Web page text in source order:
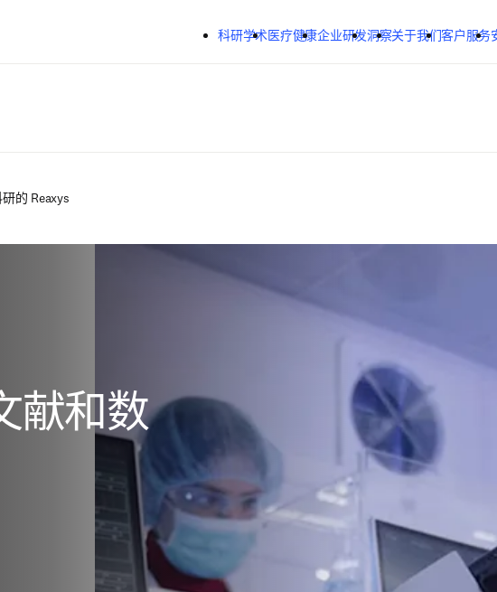
跳转到主内容
科研学术医疗健康企业研发洞察关于我们客户服务
的 Reaxys
献和数